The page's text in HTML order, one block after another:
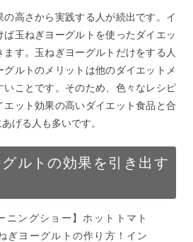
ねぎヨーグルトでダイエットを始め
高さから実践する人が続出です。イ
ば玉ねぎヨーグルトを使ったダイエッ
ます。玉ねぎヨーグルトだけをする人
グルトのメリットは他のダイエットメ
いことです。そのため、色々なレシピ
エット効果の高いダイエット食品と合
げる人も多いです。
ルトの効果を引き出す
ニングショー】ホットトマト
ぎヨーグルトの作り方！イン